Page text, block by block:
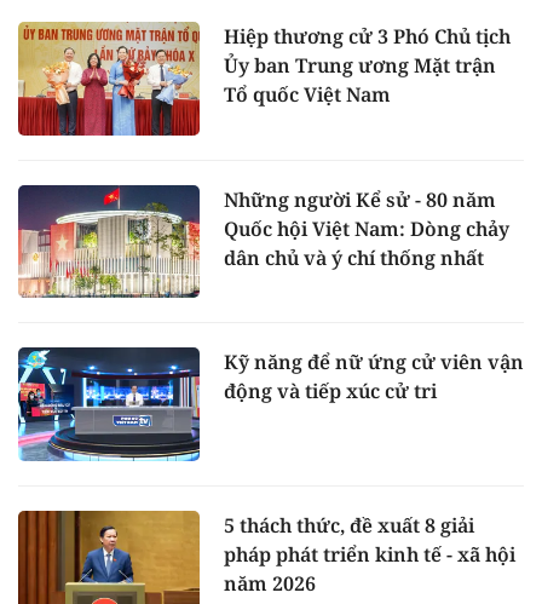
Hiệp thương cử 3 Phó Chủ tịch
Ủy ban Trung ương Mặt trận
Tổ quốc Việt Nam
Những người Kể sử - 80 năm
Quốc hội Việt Nam: Dòng chảy
dân chủ và ý chí thống nhất
Kỹ năng để nữ ứng cử viên vận
động và tiếp xúc cử tri
5 thách thức, đề xuất 8 giải
pháp phát triển kinh tế - xã hội
năm 2026